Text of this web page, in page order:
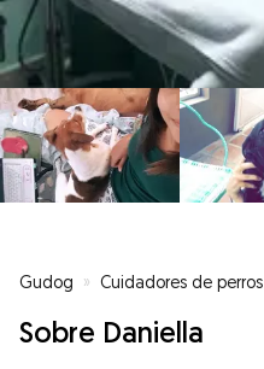
Gudog » Cuidadores de perros
Sobre Daniella